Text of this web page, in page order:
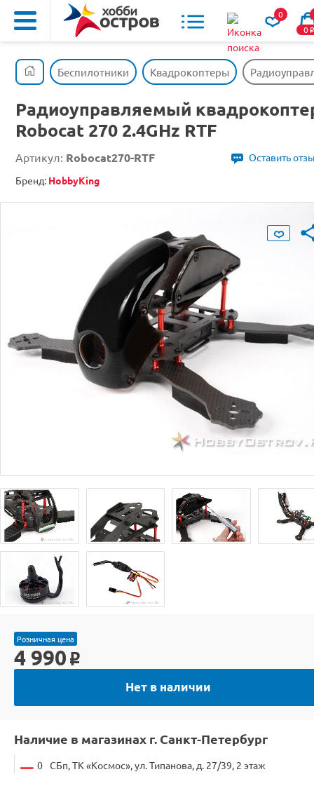
0
0o
Беспилотники Квадрокоптеры
Радиоуправляемый
Robocat 270 2.4GHz RTF
Артикул: Robocat270-RTF
Оставить
Бренд: HobbyKing
Розничная цена
4 990 o
Нет в наличии
Наличие в магазинах г. Санкт-Петербург
0 СБп, ТК «Космос», ул. Типанова, д. 27/39, 2 этаж